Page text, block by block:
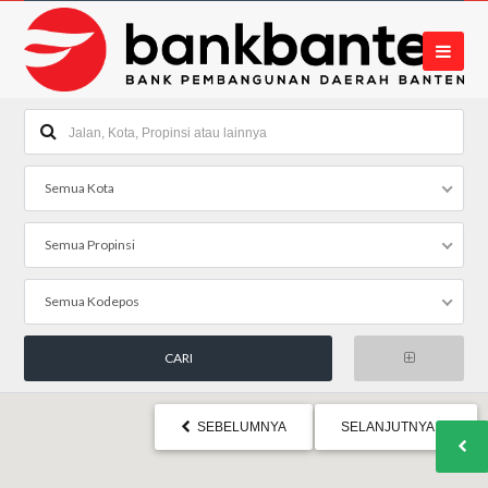
Semua Kota
Semua Propinsi
Semua Kodepos
SEBELUMNYA SELANJUTNYA